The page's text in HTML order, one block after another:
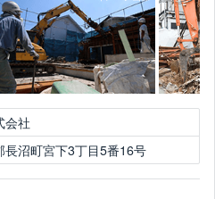
会社
長沼町宮下3丁目5番16号